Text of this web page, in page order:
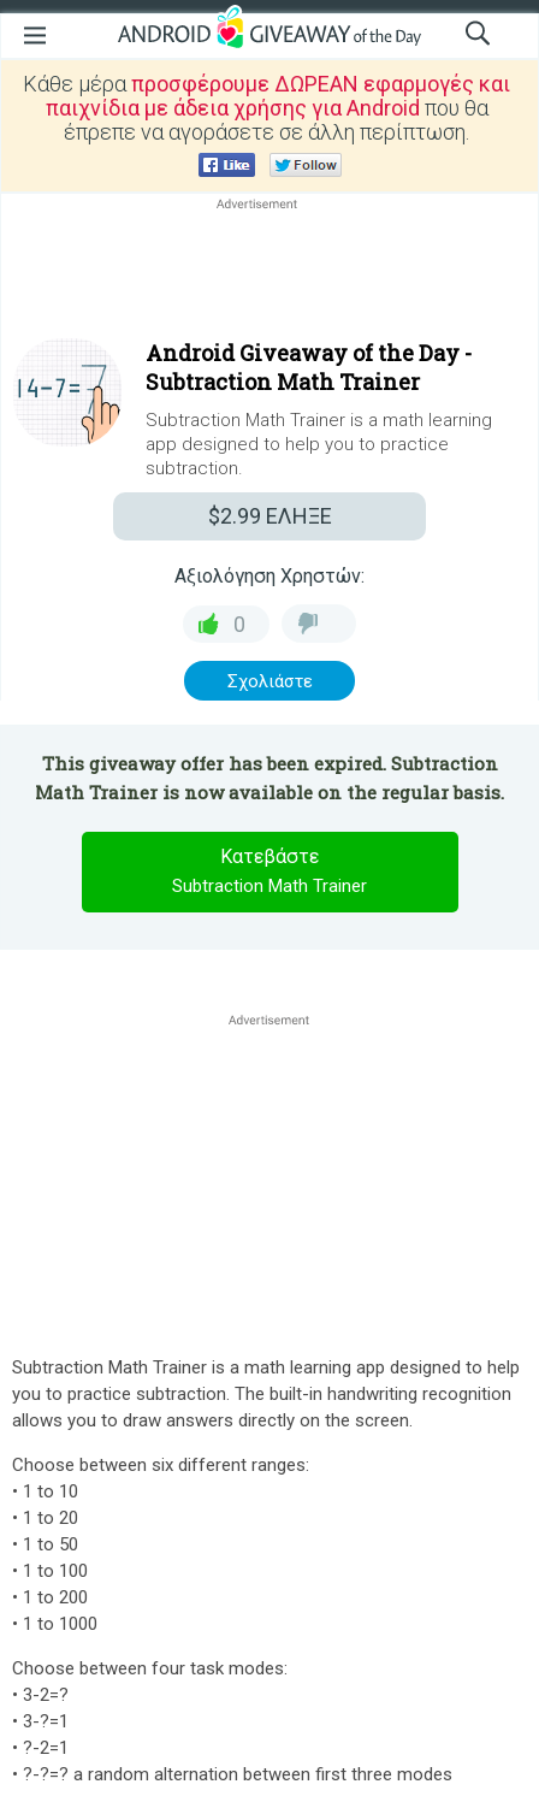
Κάθε μέραπροσφέρουμε ΔΩΡΕΑΝ εφαρμογές και
παιχνίδια με άδεια χρήσης για Android που θα
έπρεπε να αγοράσετε σε άλλη περίπτωση.
Android Giveaway of the Day -
Subtraction Math Trainer
Subtraction Math Trainer is a math learning
app designed to help you to practice
subtraction.
$2.99 ΕΛΗΞΕ
Αξιολόγηση Χρηστών:
0
Σχολιάστε
This giveaway offer has been expired. Subtraction
Math Trainer is now available on the regular basis.
Κατεβάστε
Subtraction Math Trainer
Subtraction Math Trainer is a math learning app designed to help
you to practice subtraction. The built-in handwriting recognition
allows you to draw answers directly on the screen.
Choose between six different ranges:
• 1 to 10
• 1 to 20
• 1 to 50
• 1 to 100
• 1 to 200
• 1 to 1000
Choose between four task modes:
• 3-2=?
• 3-?=1
• ?-2=1
• ?-?=? a random alternation between first three modes